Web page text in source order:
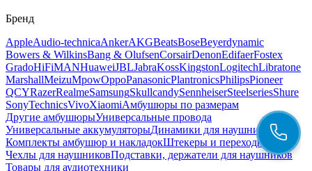
Бренд
AppleAudio-technicaAnkerAKGBeatsBoseBeyerdynamic
Bowers & WilkinsBang & OlufsenCorsairDenonEdifaerFostex
GradoHiFiMANHuaweiJBLJabraKossKingstonLogitechLibratone
MarshallMeizuMpowOppoPanasonicPlantronicsPhilipsPioneer
QCYRazerRealmeSamsungSkullcandySennheiserSteelseriesShure
SonyTechnicsVivoXiaomiАмбушюры по размерам
Другие амбушюрыУниверсальные провода
Универсальные аккумуляторыДинамики для наушников
Комплекты амбушюр и накладокШтекеры и переходники
Чехлы для наушниковПодставки, держатели для наушников
Товары для аудиотехники